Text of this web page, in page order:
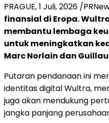
PRAGUE,1 Juli, 2026 /
finansial di Eropa.
membantu lembaga
untuk meningkatkan
Marc Norlain dan
Putaran pendanaan ini
identitas digital Wultra,
juga akan mendukung
jangka panjang